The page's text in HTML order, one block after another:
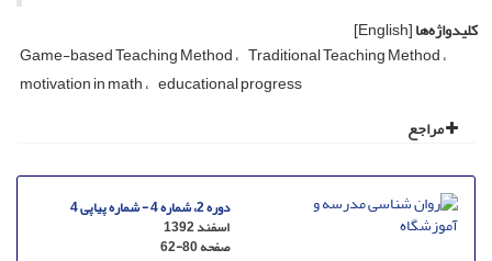
کلیدواژه‌ها[English]
Game-based Teaching Method Traditional Teaching Method
motivation in math educational progress
مراجع
دوره 2، شماره 4 - شماره پیاپی 4
اسفند 1392
صفحه62-80